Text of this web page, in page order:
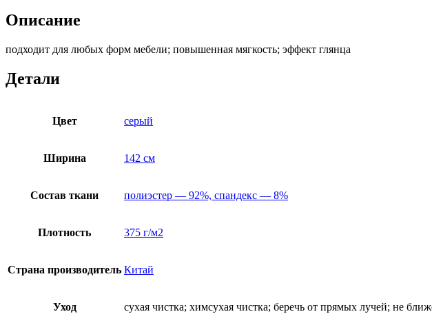
Описание
подходит для любых форм мебели; повышенная мягкость; эффект глянца
Детали
Цвет серый
Ширина 142 см
Состав ткани полиэстер — 92%, спандекс — 8%
Плотность 375 г/м2
Страна производитель Китай
Уход сухая чистка; химсухая чистка; беречь от прямых лучей; не